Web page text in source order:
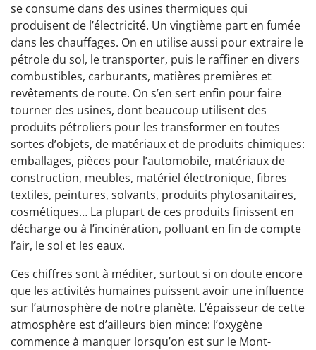
se consume dans des usines thermiques qui
produisent de l’électricité. Un vingtième part en fumée
dans les chauffages. On en utilise aussi pour extraire le
pétrole du sol, le transporter, puis le raffiner en divers
combustibles, carburants, matières premières et
revêtements de route. On s’en sert enfin pour faire
tourner des usines, dont beaucoup utilisent des
produits pétroliers pour les transformer en toutes
sortes d’objets, de matériaux et de produits chimiques:
emballages, pièces pour l’automobile, matériaux de
construction, meubles, matériel électronique, fibres
textiles, peintures, solvants, produits phytosanitaires,
cosmétiques… La plupart de ces produits finissent en
décharge ou à l’incinération, polluant en fin de compte
l’air, le sol et les eaux.
Ces chiffres sont à méditer, surtout si on doute encore
que les activités humaines puissent avoir une influence
sur l’atmosphère de notre planète. L’épaisseur de cette
atmosphère est d’ailleurs bien mince: l’oxygène
commence à manquer lorsqu’on est sur le Mont-